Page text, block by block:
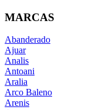
MARCAS
Abanderado
Ajuar
Analis
Antoani
Aralia
Arco Baleno
Arenis